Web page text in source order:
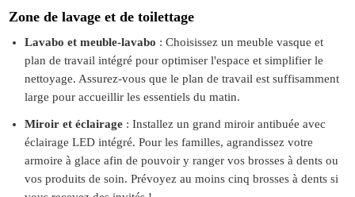
Zone de lavage et de toilettage
Lavabo et meuble-lavabo : Choisissez un meuble vasque et
plan de travail intégré pour optimiser l'espace et simplifier le
nettoyage. Assurez-vous que le plan de travail est suffisamment
large pour accueillir les essentiels du matin.
Miroir et éclairage : Installez un grand miroir antibuée avec
éclairage LED intégré. Pour les familles, agrandissez votre
armoire à glace afin de pouvoir y ranger vos brosses à dents ou
vos produits de soin. Prévoyez au moins cinq brosses à dents si